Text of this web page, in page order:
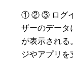
① ② ③ ログイ
ザーのデータ
が表示される
ジやアプリを